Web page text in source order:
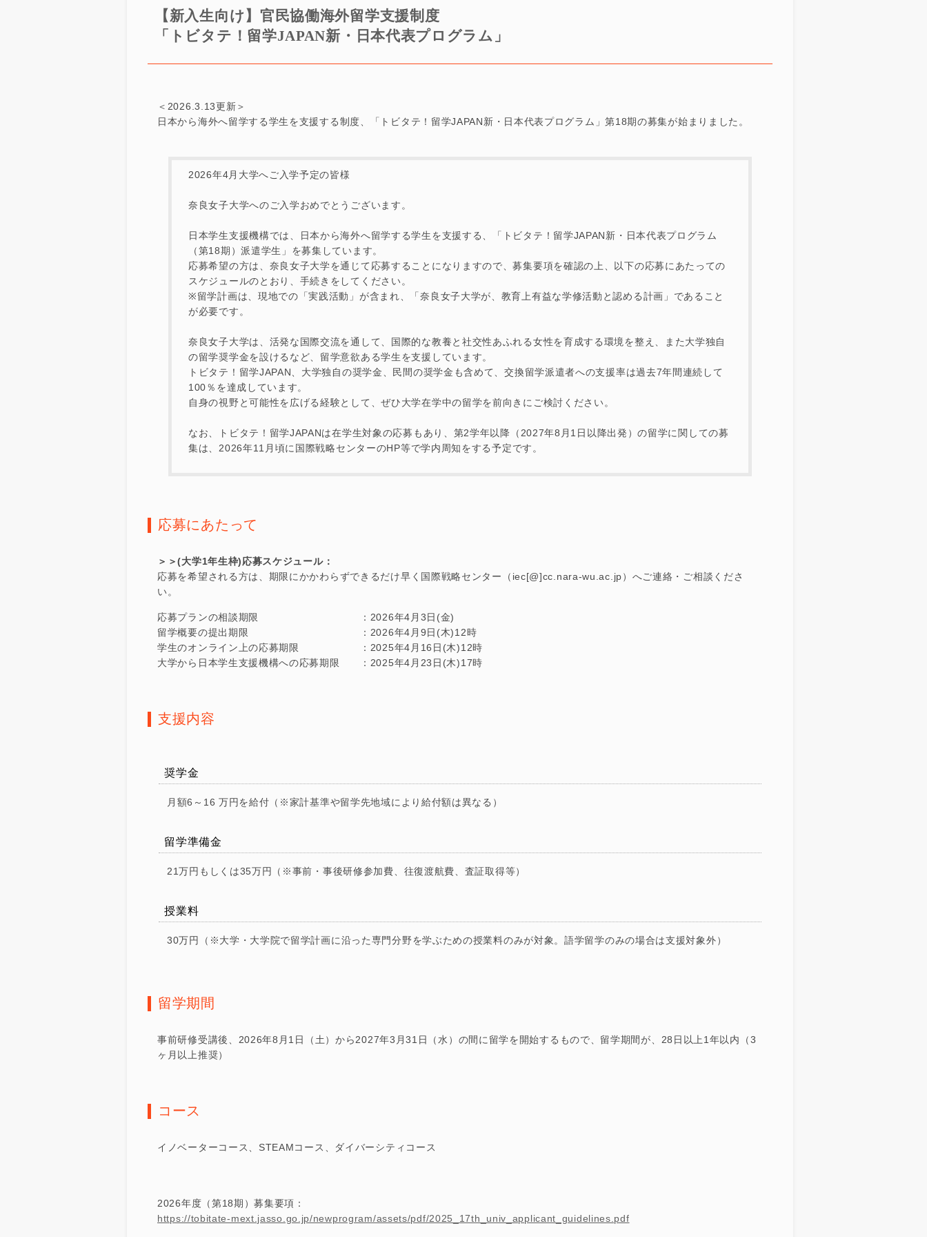
【新入生向け】官民協働海外留学支援制度
「トビタテ！留学JAPAN新・日本代表プログラム」
＜2026.3.13更新＞
日本から海外へ留学する学生を支援する制度、「トビタテ！留学JAPAN新・日本代表プログラム」第18期の募集が始まりました。
2026年4月大学へご入学予定の皆様
奈良女子大学へのご入学おめでとうございます。
日本学生支援機構では、日本から海外へ留学する学生を支援する、「トビタテ！留学JAPAN新・日本代表プログラム
（第18期）派遣学生」を募集しています。
応募希望の方は、奈良女子大学を通じて応募することになりますので、募集要項を確認の上、以下の応募にあたっての
スケジュールのとおり、手続きをしてください。
※留学計画は、現地での「実践活動」が含まれ、「奈良女子大学が、教育上有益な学修活動と認める計画」であること
が必要です。
奈良女子大学は、活発な国際交流を通して、国際的な教養と社交性あふれる女性を育成する環境を整え、また大学独自
の留学奨学金を設けるなど、留学意欲ある学生を支援しています。
トビタテ！留学JAPAN、大学独自の奨学金、民間の奨学金も含めて、交換留学派遣者への支援率は過去7年間連続して
100％を達成しています。
自身の視野と可能性を広げる経験として、ぜひ大学在学中の留学を前向きにご検討ください。
なお、トビタテ！留学JAPANは在学生対象の応募もあり、第2学年以降（2027年8月1日以降出発）の留学に関しての募
集は、2026年11月頃に国際戦略センターのHP等で学内周知をする予定です。
応募にあたって
＞＞(大学1年生枠)応募スケジュール：
応募を希望される方は、期限にかかわらずできるだけ早く国際戦略センター（iec[@]cc.nara-wu.ac.jp）へご連絡・ご相談くださ
い。
応募プランの相談期限 ：2026年4月3日(金)
留学概要の提出期限 ：2026年4月9日(木)12時
学生のオンライン上の応募期限 ：2025年4月16日(木)12時
大学から日本学生支援機構への応募期限 ：2025年4月23日(木)17時
支援内容
奨学金
月額6～16 万円を給付（※家計基準や留学先地域により給付額は異なる）
留学準備金
21万円もしくは35万円（※事前・事後研修参加費、往復渡航費、査証取得等）
授業料
30万円（※大学・大学院で留学計画に沿った専門分野を学ぶための授業料のみが対象。語学留学のみの場合は支援対象外）
留学期間
事前研修受講後、2026年8月1日（土）から2027年3月31日（水）の間に留学を開始するもので、留学期間が、28日以上1年以内（3
ヶ月以上推奨）
コース
イノベーターコース、STEAMコース、ダイバーシティコース
2026年度（第18期）募集要項：
https://tobitate-mext.jasso.go.jp/newprogram/assets/pdf/2025_17th_univ_applicant_guidelines.pdf